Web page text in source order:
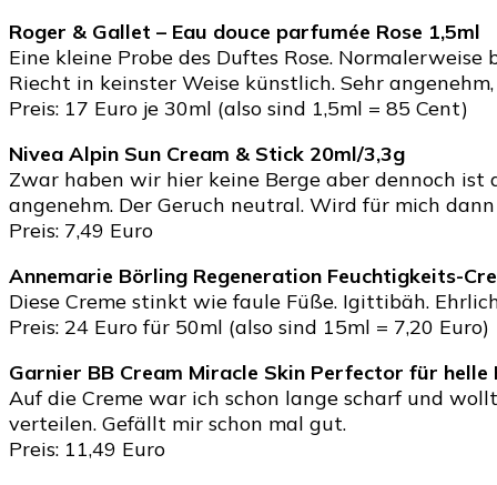
Roger & Gallet – Eau douce parfumée Rose 1,5ml
Eine kleine Probe des Duftes Rose.
Riecht in keinster Weise künstlich. Sehr
Preis: 17 Euro je 30ml (also sind 1,5ml = 85 Cent)
Nivea Alpin Sun Cream & Stick 20ml/3,3g
Zwar haben wir hier keine Berge aber dennoch
angenehm. Der Geruch neutral. Wird für mich
Preis: 7,49 Euro
Annemarie Börling Regeneration Feuchtigkeits-
Diese Creme stinkt wie faule Füße. Igittibäh.
Preis: 24 Euro für 50ml (also sind 15ml = 7,20 Euro)
Garnier BB Cream Miracle Skin Perfector für helle
Auf die Creme war ich schon lange scharf und
verteilen. Gefällt mir schon mal gut.
Preis: 11,49 Euro